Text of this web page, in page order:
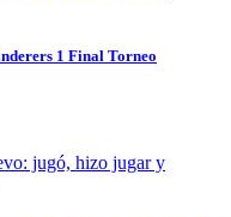
1 Final Torneo